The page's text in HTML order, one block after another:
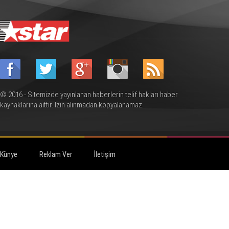
© 2016 - Sitemizde yayınlanan haberlerin telif hakları haber
kaynaklarına aittir. İzin alınmadan kopyalanamaz.
Künye Reklam Ver İletişim